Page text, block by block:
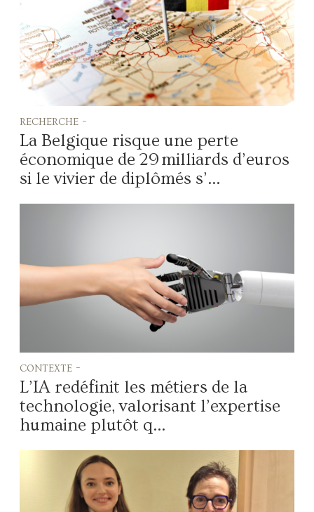
recherche -
La Belgique risque une perte
économique de 29 milliards d’euros
si le vivier de diplômés s’...
contexte -
L’IA redéfinit les métiers de la
technologie, valorisant l’expertise
humaine plutôt q...